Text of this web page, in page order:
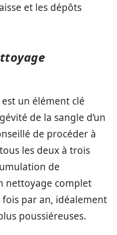
et les dépôts
un élément clé
de la sangle d’un
de procéder à
les deux à trois
de
nettoyage complet
par an, idéalement
poussiéreuses.